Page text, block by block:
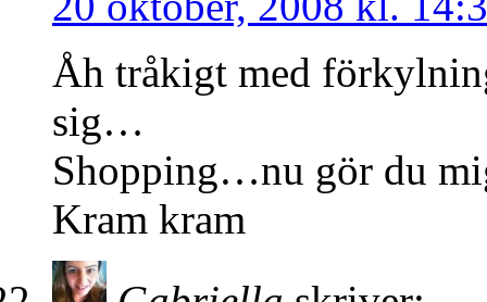
Åh tråkigt med
sig…
Shopping…nu gör du
Kram kram